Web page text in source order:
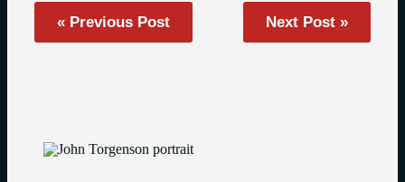
« Previous Post Next Post »